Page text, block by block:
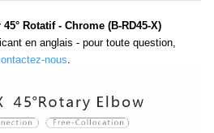
Rotatif - Chrome (B-RD45-X)
en anglais - pour toute question,
nous.